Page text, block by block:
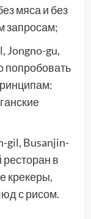
мяса и без
запросам;
Jongno-gu,
попробовать
gil, Busanjin-
ресторан в
крекеры,
с рисом.